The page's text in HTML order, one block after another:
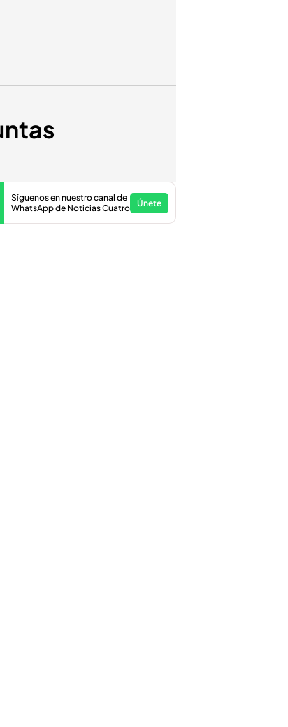
Síguenos en nuestro canal de
WhatsApp de Noticias Cuatro
Únete